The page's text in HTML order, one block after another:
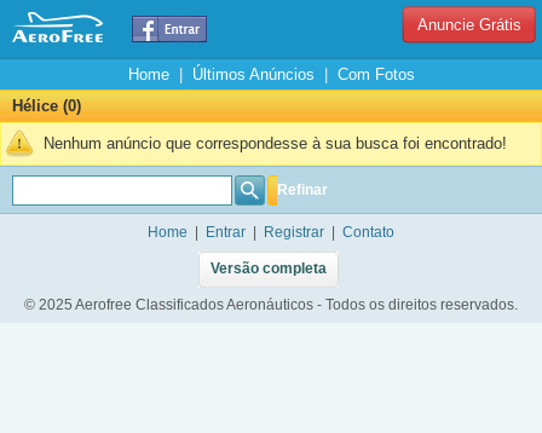
Anuncie Grátis
Home| Últimos Anúncios
Com Fotos
Hélice (0)
Nenhum anúncio que correspondesse à sua busca foi encontrado!
Refinar
Home Entrar Registrar Contato
Versão completa
© 2025 Aerofree Classificados Aeronáuticos - Todos os direitos reservados.